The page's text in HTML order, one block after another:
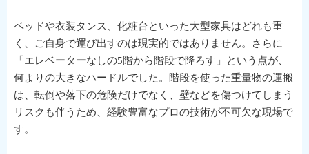
ベッドや衣装タンス、化粧台といった大型家具はどれも重
く、ご自身で運び出すのは現実的ではありません。さらに
「エレベーターなしの5階から階段で降ろす」という点が、
何よりの大きなハードルでした。階段を使った重量物の運搬
は、転倒や落下の危険だけでなく、壁などを傷つけてしまう
リスクも伴うため、経験豊富なプロの技術が不可欠な現場で
す。